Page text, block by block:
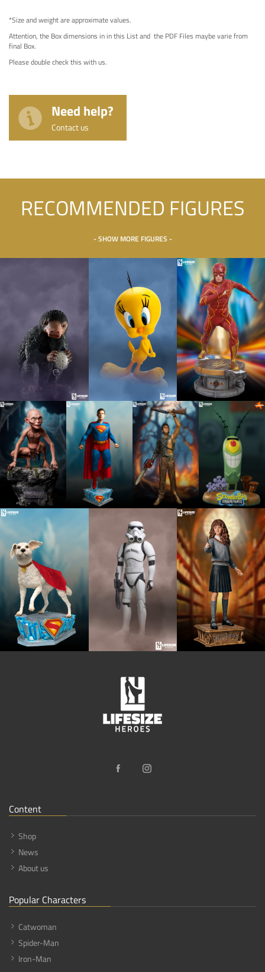
*Size and weight are approximate values.
Attention, the Box dimensions in in this List and the PDF Files maybe varie from
final Box.
Please double check this with us.
Need help?
Contact us
RECOMMENDED FIGURES
- SHOW MORE FIGURES -
Content
Shop
News
About us
Popular Characters
Catwoman
Spider-Man
Iron-Man